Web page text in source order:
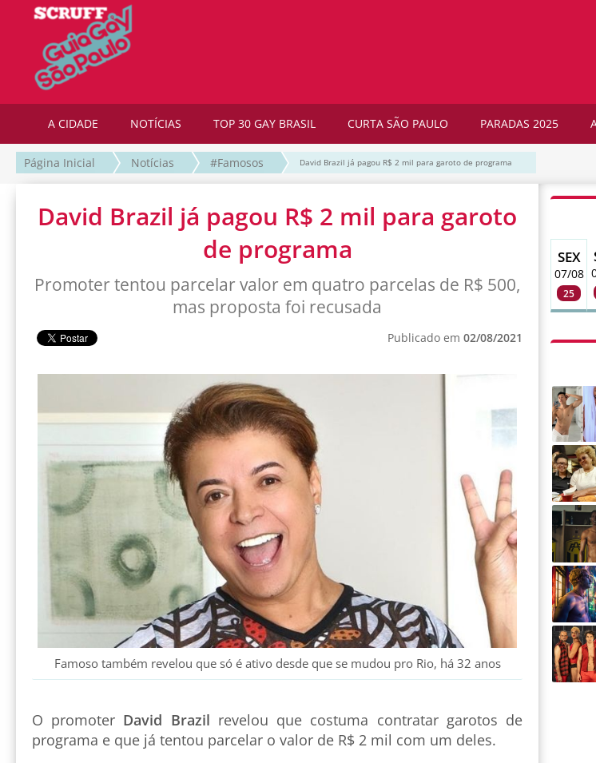
A CIDADE NOTÍCIAS TOP 30 GAY BRASIL CURTA SÃO PAULO PARADAS 2025
Página Inicial Notícias #Famosos David Brazil já pagou R$ 2 mil para garoto de programa
David Brazil já pagou R$ 2 mil para garoto
de programa
Promoter tentou parcelar valor em quatro parcelas de R$ 500,
mas proposta foi recusada
Publicado em 02/08/2021
Famoso também revelou que só é ativo desde que se mudou pro Rio, há 32 anos
O promoter David Brazil revelou que costuma contratar garotos de
programa e que já tentou parcelar o valor de R$ 2 mil com um deles.
SEX
07/08
25